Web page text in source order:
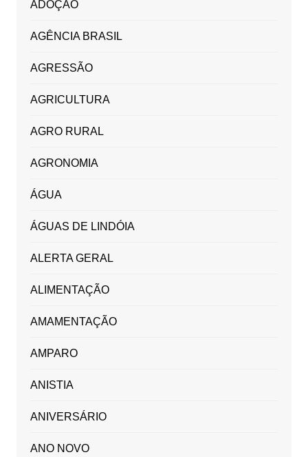
ADOÇÃO
AGÊNCIA BRASIL
AGRESSÃO
AGRICULTURA
AGRO RURAL
AGRONOMIA
ÁGUA
ÁGUAS DE LINDÓIA
ALERTA GERAL
ALIMENTAÇÃO
AMAMENTAÇÃO
AMPARO
ANISTIA
ANIVERSÁRIO
ANO NOVO